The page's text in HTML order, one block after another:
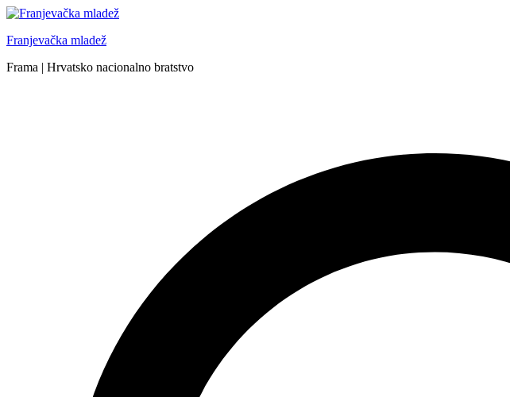
Skip
content
Franjevačka mladež
Frama | Hrvatsko nacionalno bratstvo